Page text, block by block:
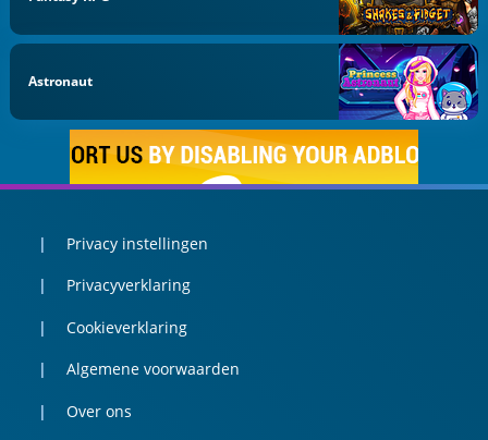
Astronaut
Privacy instellingen
Privacyverklaring
Cookieverklaring
Algemene voorwaarden
Over ons